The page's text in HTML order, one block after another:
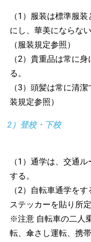
（1）服装は標準服
にし、華美にならな
（服装規定参照）
（2）貴重品は常に
る。
（3）頭髪は常に清
装規定参照）
2）登校・下校
（1）通学は、交通
する。
（2）自転車通学を
ステッカーを貼り所
※注意 自転車の二人
転、傘さし運転、携